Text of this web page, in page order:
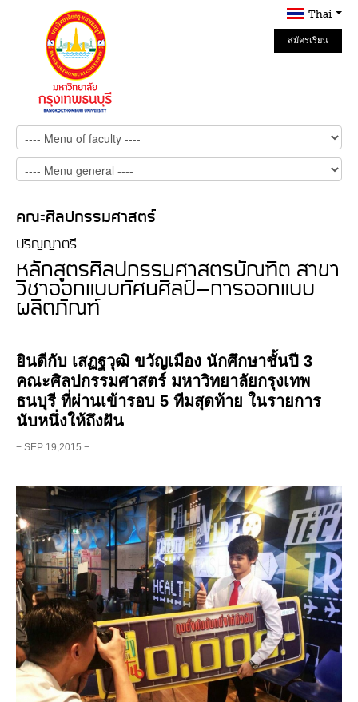
Thai
สมัครเรียน
Online
คณะศิลปกรรมศาสตร์
ปริญญาตรี
หลักสูตรศิลปกรรมศาสตรบัณฑิต สาขา
วิชาออกแบบทัศนศิลป์-การออกแบบ
ผลิตภัณฑ์
ยินดีกับ เสฏฐวุฒิ ขวัญเมือง นักศึกษาชั้นปี 3
คณะศิลปกรรมศาสตร์ มหาวิทยาลัยกรุงเทพ
ธนบุรี ที่ผ่านเข้ารอบ 5 ทีมสุดท้าย ในรายการ ‪
นับหนึ่งให้ถึงฝัน
− SEP 19,2015 −